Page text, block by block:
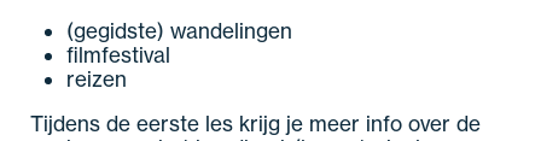
(gegidste) wandelingen
filmfestival
reizen
Tijdens de eerste les krijg je meer info over de